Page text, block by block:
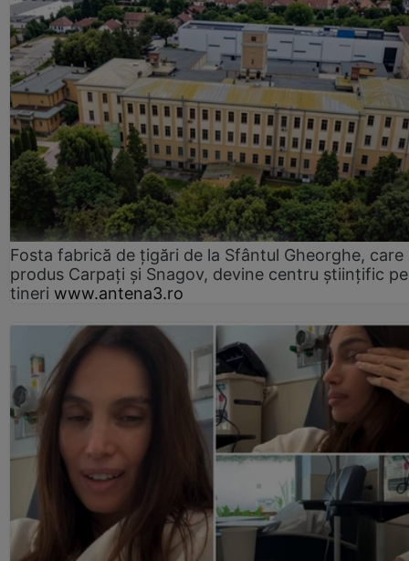
Fosta fabrică de țigări de la Sfântul Gheorghe, care
produs Carpați și Snagov, devine centru științific
tineri www.antena3.ro